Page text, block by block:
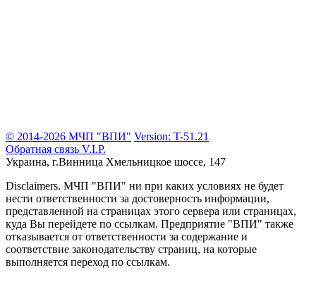
© 2014-2026 МЧП "ВПИ" Version: T-51.21
Обратная связь V.I.P.
Украина, г.Винница Хмельницкое шоссе, 147
Disclaimers. МЧП "ВПИ" ни при каких условиях не будет
нести ответственности за достоверность информации,
представленной на страницах этого сервера или страницах,
куда Вы перейдете по ссылкам. Предприятие "ВПИ" также
отказывается от ответственности за содержание и
соответствие законодательству страниц, на которые
выполняется переход по ссылкам.